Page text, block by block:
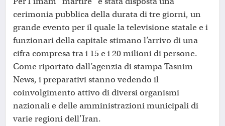
cerimonia pubblica della durata di tre giorni, un
grande evento per il quale la televisione statale e i
funzionari della capitale stimano l’arrivo di una
cifra compresa tra i 15 e i 20 milioni di persone.
Come riportato dall’agenzia di stampa Tasnim
News, i preparativi stanno vedendo il
coinvolgimento attivo di diversi organismi
nazionali e delle amministrazioni municipali di
varie regioni dell’Iran.